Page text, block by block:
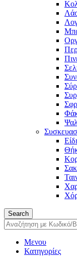
Search
Μενου
Κατηγορίες